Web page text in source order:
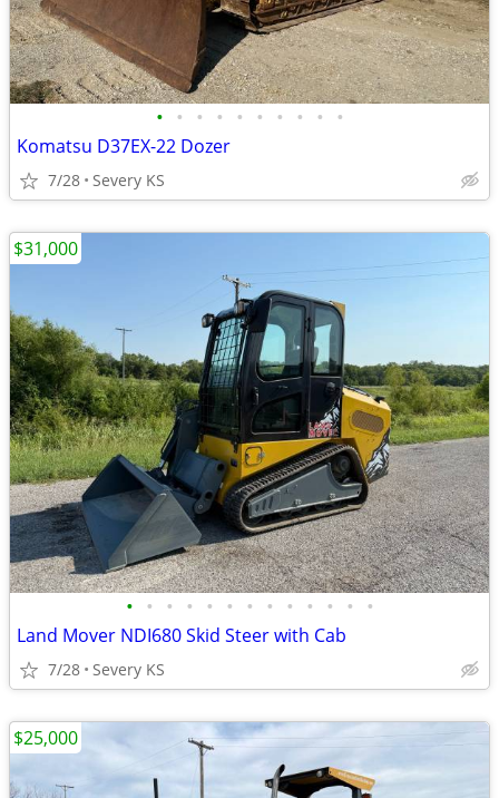
• • • • • • • • • •
Komatsu D37EX-22 Dozer
7/28 Severy KS
• • • • • • • • • • • • •
Land Mover NDI680 Skid Steer with Cab
7/28 Severy KS
$31,000
$25,000